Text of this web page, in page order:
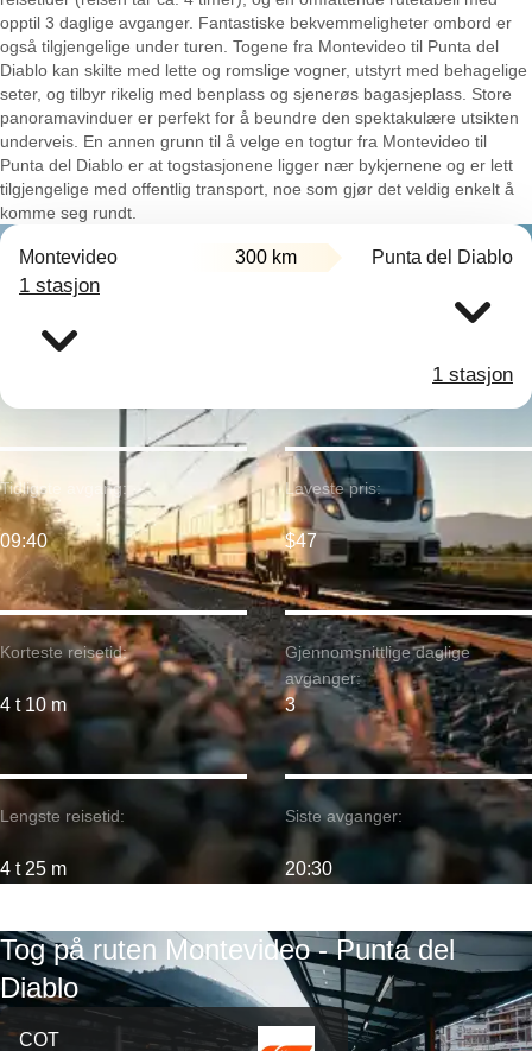
opptil 3 daglige avganger. Fantastiske bekvemmeligheter ombord er
også tilgjengelige under turen. Togene fra Montevideo til Punta del
Diablo kan skilte med lette og romslige vogner, utstyrt med behagelige
seter, og tilbyr rikelig med benplass og sjenerøs bagasjeplass. Store
panoramavinduer er perfekt for å beundre den spektakulære utsikten
underveis. En annen grunn til å velge en togtur fra Montevideo til
Punta del Diablo er at togstasjonene ligger nær bykjernene og er lett
tilgjengelige med offentlig transport, noe som gjør det veldig enkelt å
komme seg rundt.
Montevideo 300 km Punta del Diablo
1 stasjon
1 stasjon
Korteste reisetid:
4 t 10 m
Tidligste avgang:
09:40
Lengste reisetid:
4 t 25 m
Laveste pris:
$47
Gjennomsnittlige daglige
avganger:
3
Siste avganger:
20:30
Tog på ruten Montevideo - Punta del
Diablo
COT